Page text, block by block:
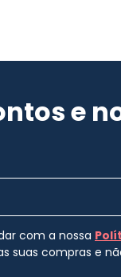
e
com a nossa
suas compras e